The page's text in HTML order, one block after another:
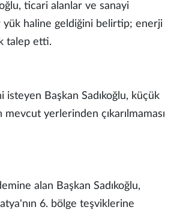
ticari alanlar ve sanayi
yük haline geldiğini belirtip; enerji
talep etti.
Başkan Sadıkoğlu, küçük
yerlerinden çıkarılmaması
alan Başkan Sadıkoğlu,
6. bölge teşviklerine